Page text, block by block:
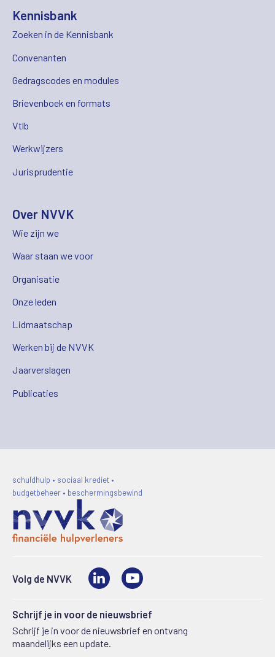
Kennisbank
Zoeken in de Kennisbank
Convenanten
Gedragscodes en modules
Brievenboek en formats
Vtlb
Werkwijzers
Jurisprudentie
Over NVVK
Wie zijn we
Waar staan we voor
Organisatie
Onze leden
Lidmaatschap
Werken bij de NVVK
Jaarverslagen
Publicaties
schuldhulp • sociaal krediet •
budgetbeheer • beschermingsbewind
Volg de NVVK LinkedIn
Schrijf je in voor de nieuwsbrief
Schrijf je in voor de nieuwsbrief en ontvang
maandelijks een update.